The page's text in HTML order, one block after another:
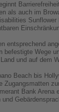
als auch im
entsprechend
befestigte Wege
und auf dem
Beach bis
Zugangsmatten
Bank Arena